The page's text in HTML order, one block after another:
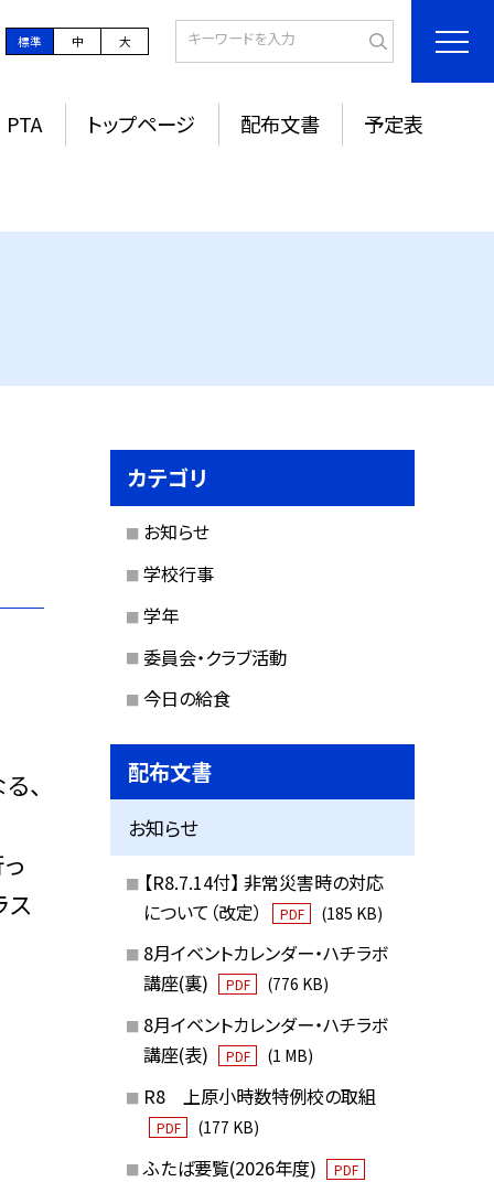
標準 中 大
PTA トップページ 配布文書 予定表
、
ス
カテゴリ
お知らせ
学校行事
学年
委員会・クラブ活動
今日の給食
配布文書
お知らせ
【R8.7.14付】 非常災害時の対応
について（改定）
PDF (185 KB)
8月イベントカレンダー・ハチラボ
講座(裏)
PDF (776 KB)
8月イベントカレンダー・ハチラボ
講座(表)
PDF (1 MB)
R8 上原小時数特例校の取組
PDF (177 KB)
ふたば要覧(2026年度) PDF